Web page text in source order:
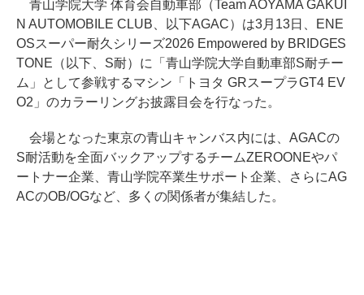
青山学院大学 体育会自動車部（Team AOYAMA GAKUI
N AUTOMOBILE CLUB、以下AGAC）は3月13日、ENE
OSスーパー耐久シリーズ2026 Empowered by BRIDGES
TONE（以下、S耐）に「青山学院大学自動車部S耐チー
ム」として参戦するマシン「トヨタ GRスープラGT4 EV
O2」のカラーリングお披露目会を行なった。
会場となった東京の青山キャンバス内には、AGACの
S耐活動を全面バックアップするチームZEROONEやパ
ートナー企業、青山学院卒業生サポート企業、さらにAG
ACのOB/OGなど、多くの関係者が集結した。